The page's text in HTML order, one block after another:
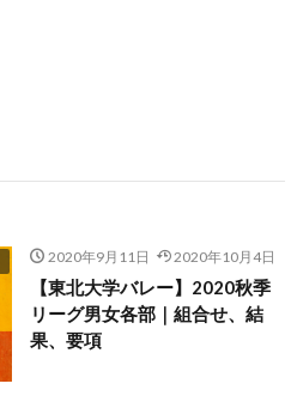
2020年9月11日 2020年10月4日
【東北大学バレー】2020秋季
リーグ男女各部｜組合せ、結
果、要項